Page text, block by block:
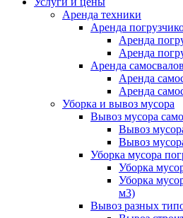
Аренда техники
Аренда
Аренда
Аренда
Аренда самосвалов
Аренда
Аренда
Уборка и вывоз мусора
Вывоз мусора
Вывоз
Вывоз
Уборка мусора
Уборка
Уборка
м3)
Вывоз разных